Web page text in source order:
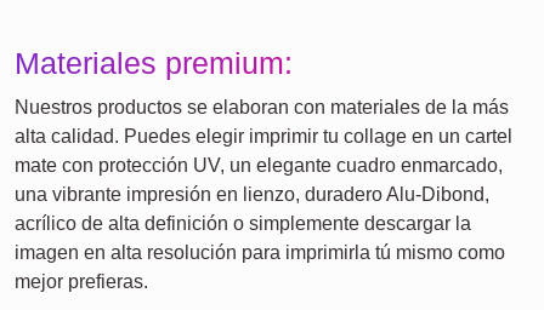
Materiales premium:
Nuestros productos se elaboran con materiales de la más
alta calidad. Puedes elegir imprimir tu collage en un cartel
mate con protección UV, un elegante cuadro enmarcado,
una vibrante impresión en lienzo, duradero Alu-Dibond,
acrílico de alta definición o simplemente descargar la
imagen en alta resolución para imprimirla tú mismo como
mejor prefieras.